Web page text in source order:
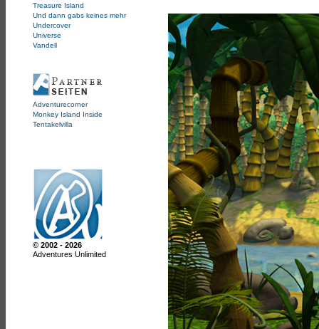
Treasure Island
Und dann gabs keines mehr
Undercover
Universe
Vandell
Adventurecorner
Monkey Island Inside
Tentakelvilla
© 2002 - 2026
Adventures Unlimited